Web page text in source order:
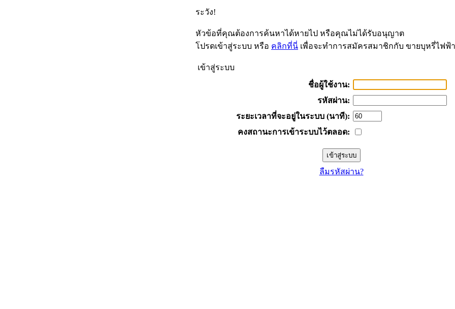
ระวัง!
หัวข้อที่คุณต้องการค้นหาได้หายไป หรือคุณไม่ได้รับอนุญาต
โปรดเข้าสู่ระบบ หรือ คลิกที่นี่ เพื่อจะทำการสมัครสมาชิกกับ ขายบุหรี่ไฟฟ้
เข้าสู่ระบบ
ชื่อผู้ใช้งาน:
รหัสผ่าน:
ระยะเวลาที่จะอยู่ในระบบ (นาที):
คงสถานะการเข้าระบบไว้ตลอด:
ลืมรหัสผ่าน?